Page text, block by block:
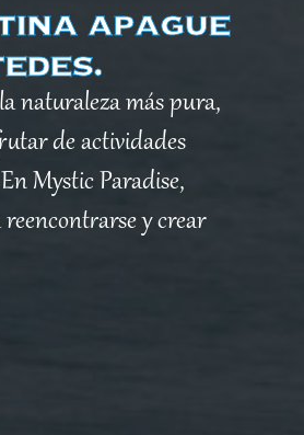
apague
naturaleza más pura,
de actividades
Mystic Paradise,
y crear